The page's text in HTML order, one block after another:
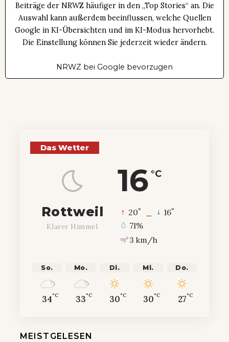
Beiträge der NRWZ häufiger in den „Top Stories“ an. Die
Auswahl kann außerdem beeinflussen, welche Quellen
Google in KI-Übersichten und im KI-Modus hervorhebt.
Die Einstellung können Sie jederzeit wieder ändern.
NRWZ bei Google bevorzugen
Das Wetter
16 °C
Rottweil
Klarer Himmel
20° 16°
71%
3 km/h
So.
34°C
Mo.
33°C
Di.
30°C
Mi.
30°C
Do.
27°C
MEISTGELESEN